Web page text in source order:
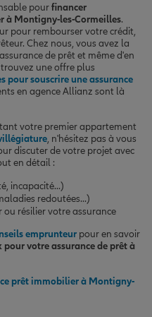
pourfinancer
à Montigny-les-Cormeilles.
pour rembourser votre crédit,
Chez nous, vous avez la
de prêt et même d'en
une offre plus
pour souscrire une assurance
en agence Allianz sont là
votre premier appartement
, n'hésitez pas à vous
discuter de votre projet avec
en détail :
incapacité...)
redoutées...)
ou résilier votre assurance
emprunteur pour en savoir
votre assurance de prêt à
prêt immobilier à Montigny-